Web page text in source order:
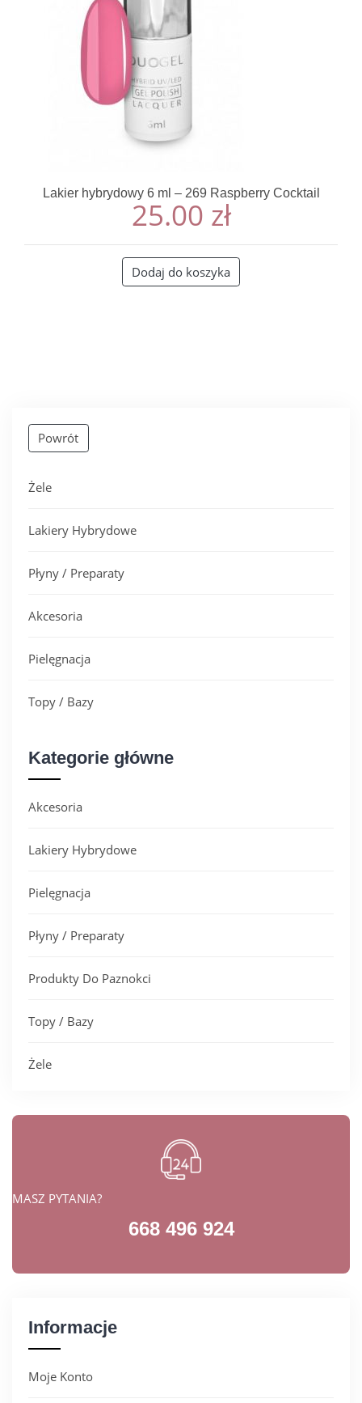
Powrót
Żele
Lakiery Hybrydowe
Płyny / Preparaty
Akcesoria
Pielęgnacja
Topy / Bazy
Kategorie główne
Akcesoria
Lakiery Hybrydowe
Pielęgnacja
Płyny / Preparaty
Produkty Do Paznokci
Topy / Bazy
Żele
MASZ PYTANIA?
668 496 924
Informacje
Moje Konto
Lakier hybrydowy 6 ml – 269 Raspberry Cocktail
25.00 zł
Dodaj do koszyka